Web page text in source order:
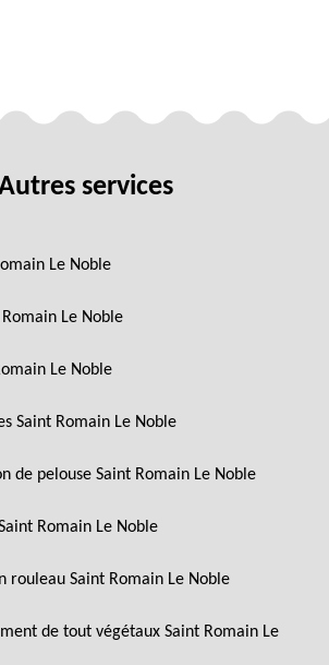
services
Le Noble
Le Noble
Le Noble
Saint Romain Le Noble
de pelouse Saint Romain Le Noble
Romain Le Noble
rouleau Saint Romain Le Noble
de tout végétaux Saint Romain Le